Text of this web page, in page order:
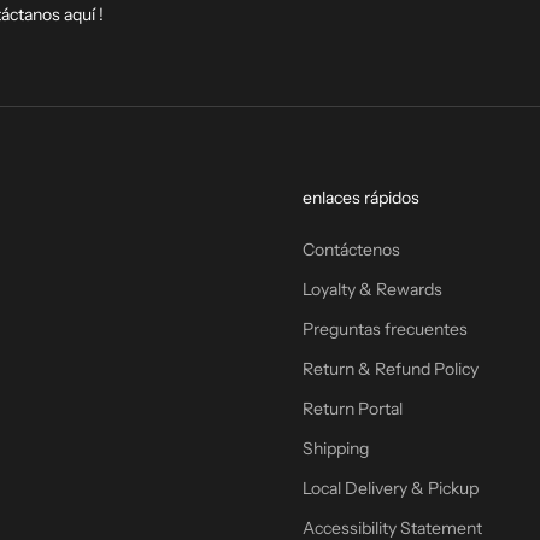
aquí!
enlaces rápidos
Contáctenos
Loyalty & Rewards
Preguntas frecuentes
Return & Refund Policy
Return Portal
Shipping
Local Delivery & Pickup
Accessibility Statement